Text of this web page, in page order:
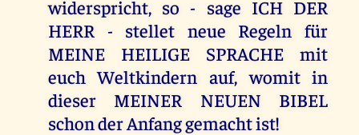
widerspricht, so - sage ICH DER
HERR - stellet neue Regeln für
MEINE HEILIGE SPRACHE mit
euch Weltkindern auf, womit in
dieser MEINER NEUEN BIBEL
schon der Anfang gemacht ist!